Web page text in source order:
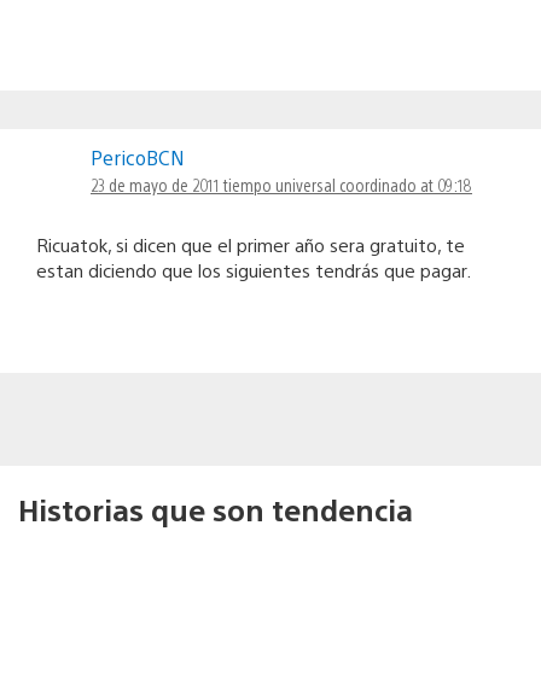
PericoBCN
23 de mayo de 2011 tiempo universal coordinado at 09:18
Ricuatok, si dicen que el primer año sera gratuito, te
estan diciendo que los siguientes tendrás que pagar.
Historias que son tendencia